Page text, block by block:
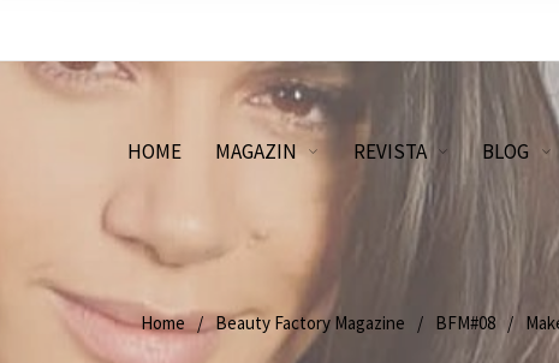
HOME MAGAZIN REVISTA BLOG
Home / Beauty Factory Magazine / BFM#08 /